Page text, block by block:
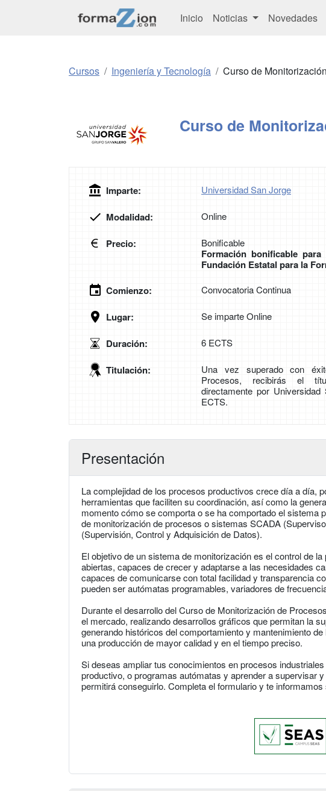
Inicio Noticias Novedades
Cursos Ingeniería y Tecnología Curso de
Curso de
Imparte: Universidad San Jorge
Modalidad: Online
Precio: Bonificable
Formación bonificable
Fundación Estatal para la
Comienzo:
Convocatoria Continua
Lugar: Se imparte Online
Duración: 6 ECTS
Titulación:
Una vez superado con
Procesos, recibirás el
directamente por
ECTS.
Presentación
La complejidad de los procesos productivos crece día a día,
herramientas que faciliten su coordinación, así como la
momento cómo se comporta o se ha comportado el sistema
de monitorización de procesos o sistemas SCADA
(Supervisión, Control y Adquisición de Datos).
El objetivo de un sistema de monitorización es el control de
abiertas, capaces de crecer y adaptarse a las necesidades
capaces de comunicarse con total facilidad y transparencia
pueden ser autómatas programables, variadores de
Durante el desarrollo del Curso de Monitorización de
el mercado, realizando desarrollos gráficos que permitan la
generando históricos del comportamiento y mantenimiento
una producción de mayor calidad y en el tiempo preciso.
Si deseas ampliar tus conocimientos en procesos
productivo, o programas autómatas y aprender a supervisar
permitirá conseguirlo. Completa el formulario y te